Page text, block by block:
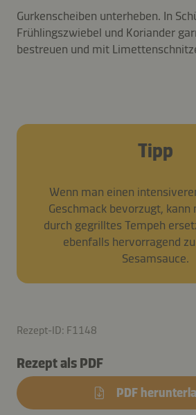
Gurkenscheiben unterheben. In
Frühlingszwiebel und Koriander
bestreuen und mit
Tipp
Wenn man einen
Geschmack bevorzugt, kann
durch gegrilltes Tempeh
ebenfalls hervorragend
Sesamsauce.
Rezept-ID: F1148
Rezept als PDF
PDF